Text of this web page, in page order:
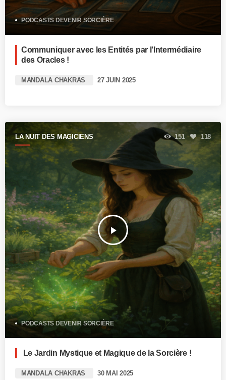
PODCASTS DEVENIR SORCIÈRE
Communiquer avec les Entités par l’Intermédiaire
des Oracles !
MANDALA CHAKRAS 27 JUIN 2025
LA NUIT DES MAGICIENS
play_arrow
151 118
PODCASTS DEVENIR SORCIÈRE
Le Jardin Mystique et Magique de la Sorcière !
MANDALA CHAKRAS 30 MAI 2025